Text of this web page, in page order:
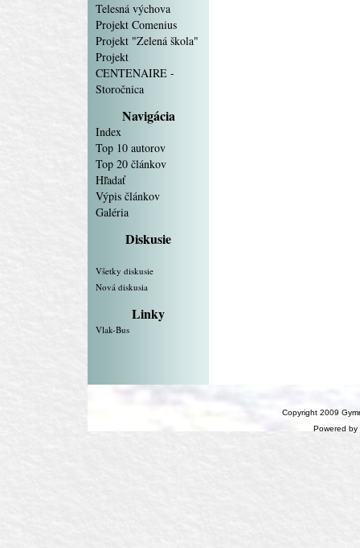
Telesná výchova
Projekt Comenius
Projekt "Zelená škola"
Projekt
CENTENAIRE -
Storočnica
Navigácia
Index
Top 10 autorov
Top 20 článkov
Hľadať
Výpis článkov
Galéria
Diskusie
Všetky diskusie
Nová diskusia
Linky
Vlak-Bus
Copyright 2009
Powered by